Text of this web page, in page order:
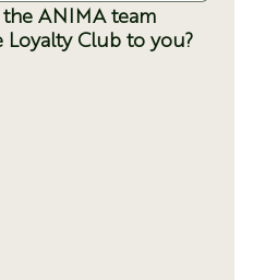
ANIMA team
Club to you?